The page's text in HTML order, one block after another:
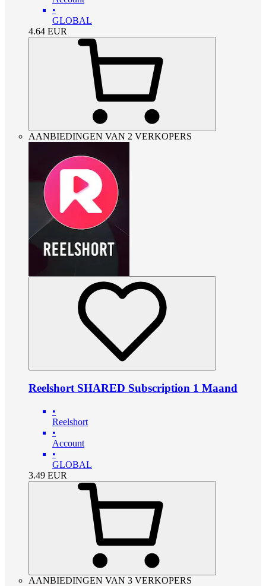
•
GLOBAL
4.64 EUR
AANBIEDINGEN VAN 2 VERKOPERS
Reelshort SHARED Subscription 1 Maand
•
Reelshort
•
Account
•
GLOBAL
3.49 EUR
AANBIEDINGEN VAN 3 VERKOPERS